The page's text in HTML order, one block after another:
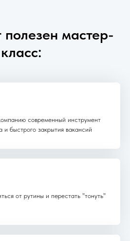
полезен мастер-
класс:
современный инструмент
и быстрого закрытия вакансий
от рутины и перестать "тонуть"